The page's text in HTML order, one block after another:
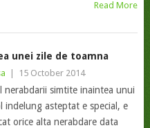
Read More
unei zile de toamna
15 October 2014
nerabdarii simtite inaintea unui
indelung asteptat e special, e
orice alta nerabdare data